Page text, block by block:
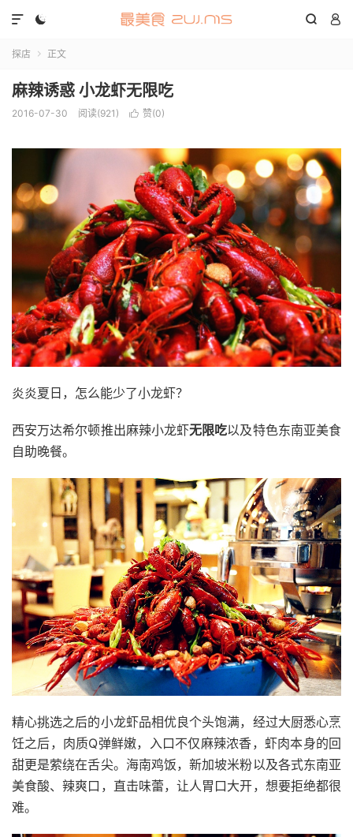
  

探店  正文
麻辣诱惑 小龙虾无限吃
2016-07-30 阅读(921)  赞(0)
炎炎夏日，怎么能少了小龙虾？
西安万达希尔顿推出麻辣小龙虾无限吃以及特色东南亚美食
自助晚餐。
精心挑选之后的小龙虾品相优良个头饱满，经过大厨悉心烹
饪之后，肉质Q弹鲜嫩，入口不仅麻辣浓香，虾肉本身的回
甜更是萦绕在舌尖。海南鸡饭，新加坡米粉以及各式东南亚
美食酸、辣爽口，直击味蕾，让人胃口大开，想要拒绝都很
难。